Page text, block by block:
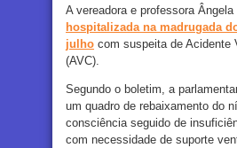
A vereadora e professora
hospitalizada na madrugada
julho com suspeita de Acidente
(AVC).
Segundo o boletim, a
um quadro de rebaixamento do
consciência seguido de
com necessidade de suporte